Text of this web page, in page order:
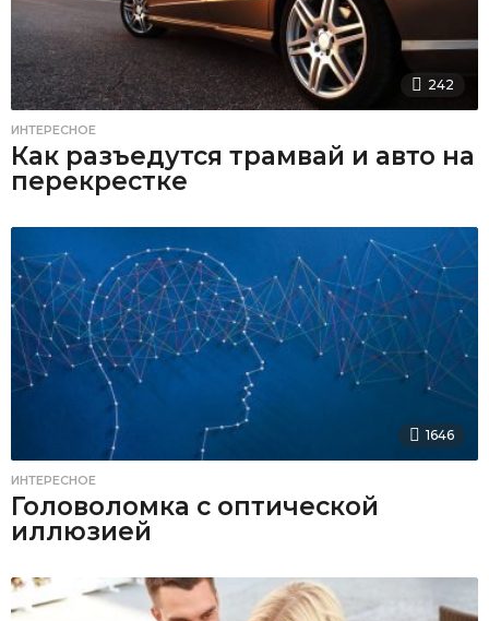
242
ИНТЕРЕСНОЕ
Как разъедутся трамвай и авто на
перекрестке
1646
ИНТЕРЕСНОЕ
Головоломка с оптической
иллюзией